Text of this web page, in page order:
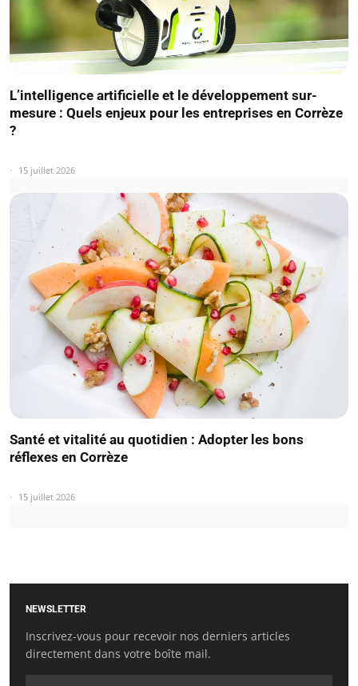
L’intelligence artificielle et le développement sur-
mesure : Quels enjeux pour les entreprises en Corrèze
?
15 juillet 2026
Santé et vitalité au quotidien : Adopter les bons
réflexes en Corrèze
15 juillet 2026
NEWSLETTER
Inscrivez-vous pour recevoir nos derniers articles
directement dans votre boîte mail.